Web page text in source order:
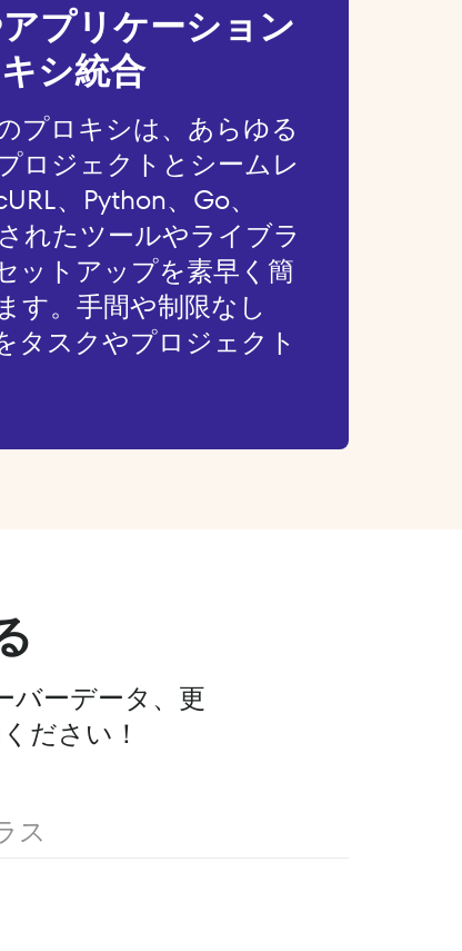
プリケーション
シ統合
プロキシは、あらゆる
ロジェクトとシームレ
、Python、Go、
れたツールやライブラ
ットアップを素早く簡
す。手間や制限なし
タスクやプロジェクト
バーデータ、更
ださい！
ス